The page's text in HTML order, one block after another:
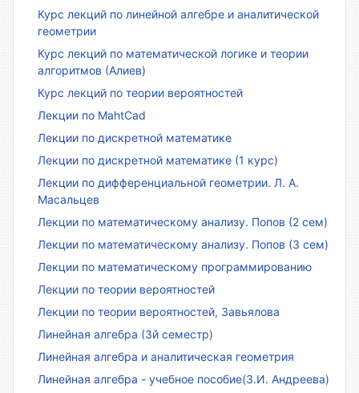
Курс лекций по линейной алгебре и аналитической
геометрии
Курс лекций по математической логике и теории
алгоритмов (Алиев)
Курс лекций по теории вероятностей
Лекции по MahtCad
Лекции по дискретной математике
Лекции по дискретной математике (1 курс)
Лекции по дифференциальной геометрии. Л. А.
Масальцев
Лекции по математическому анализу. Попов (2 сем)
Лекции по математическому анализу. Попов (3 сем)
Лекции по математическому программированию
Лекции по теории вероятностей
Лекции по теории вероятностей, Завьялова
Линейная алгебра (3й семестр)
Линейная алгебра и аналитическая геометрия
Линейная алгебра - учебное пособие(З.И. Андреева)